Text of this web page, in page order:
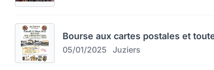
Bourse aux cartes postales et
05/01/2025 Juziers